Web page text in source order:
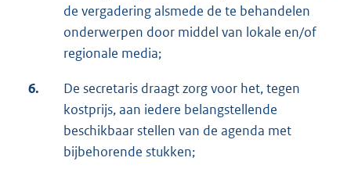
de vergadering alsmede de te behandelen
onderwerpen door middel van lokale en/of
regionale media;
6.
De secretaris draagt zorg voor het, tegen
kostprijs, aan iedere belangstellende
beschikbaar stellen van de agenda met
bijbehorende stukken;